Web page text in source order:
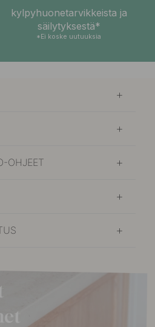
kylpyhuonetarvikkeista ja
säilytyksestä*
*Ei koske uutuuksia
OHJEET